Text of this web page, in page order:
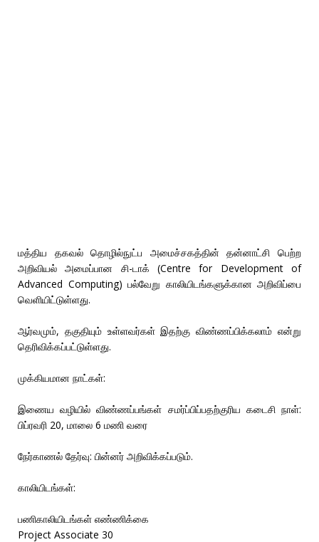
மத்திய தகவல் தொழில்நுட்ப அமைச்சகத்தின் தன்னாட்சி பெற்ற
அறிவியல் அமைப்பான சி-டாக் (Centre for Development of
Advanced Computing) பல்வேறு காலியிடங்களுக்கான அறிவிப்பை
வெளியிட்டுள்ளது.
ஆர்வமும், தகுதியும் உள்ளவர்கள் இதற்கு விண்ணப்பிக்கலாம் என்று
தெரிவிக்கப்பட்டுள்ளது.
முக்கியமான நாட்கள்:
இணைய வழியில் விண்ணப்பங்கள் சமர்ப்பிப்பதற்குரிய கடைசி நாள்:
பிப்ரவரி 20, மாலை 6 மணி வரை
நேர்காணல் தேர்வு: பின்னர் அறிவிக்கப்படும்.
காலியிடங்கள்:
பணிகாலியிடங்கள் எண்ணிக்கை
Project Associate 30